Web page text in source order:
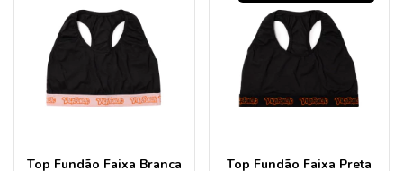
Top Fundão Faixa Branca Top Fundão Faixa Preta